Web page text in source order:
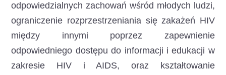
odpowiedzialnych zachowań wśród młodych ludzi,
ograniczenie rozprzestrzeniania się zakażeń HIV
między innymi poprzez zapewnienie
odpowiedniego dostępu do informacji i edukacji w
zakresie HIV i AIDS, oraz kształtowanie